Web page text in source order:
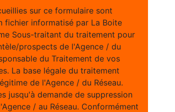
sur ce formulaire sont
fichier informatisé par La Boite
Sous-traitant du traitement pour
prospects de l'Agence / du
du Traitement de vos
La base légale du traitement
de l'Agence / du Réseau.
jusqu'à demande de suppression
/ au Réseau. Conformément